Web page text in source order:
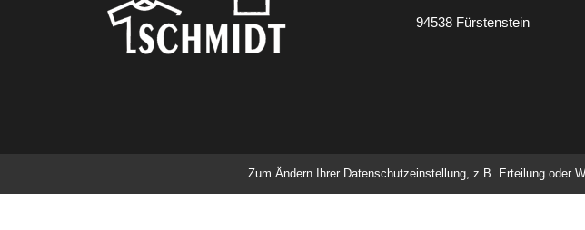
94538 Fürstenstein
Impressum|
Zum Ändern Ihrer Datenschutzeinstellung, z.B. Erteilung oder